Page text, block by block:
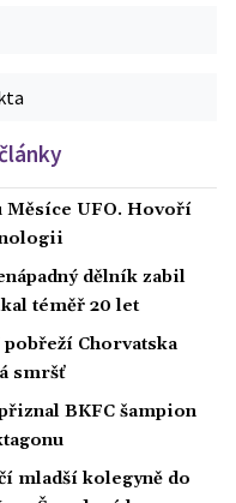
UFO. Hovoří
dělník zabil
téměř 20 let
Chorvatska
smršť
BKFC šampion
mladší kolegyně do